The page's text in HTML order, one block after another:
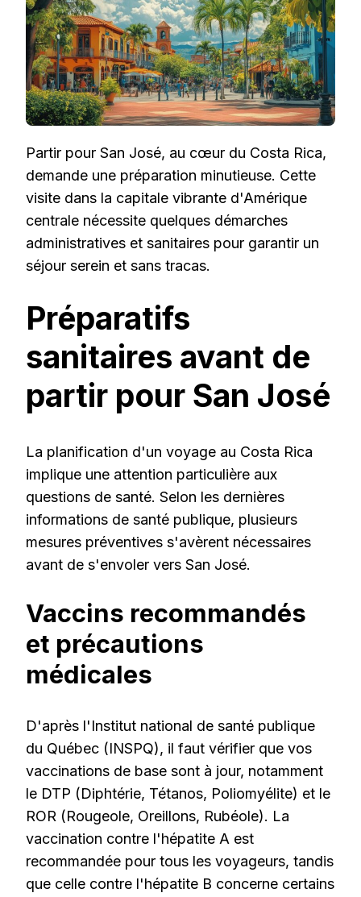
Partir pour San José, au cœur du Costa Rica,
demande une préparation minutieuse. Cette
visite dans la capitale vibrante d'Amérique
centrale nécessite quelques démarches
administratives et sanitaires pour garantir un
séjour serein et sans tracas.
Préparatifs
sanitaires avant de
partir pour San José
La planification d'un voyage au Costa Rica
implique une attention particulière aux
questions de santé. Selon les dernières
informations de santé publique, plusieurs
mesures préventives s'avèrent nécessaires
avant de s'envoler vers San José.
Vaccins recommandés
et précautions
médicales
D'après l'Institut national de santé publique
du Québec (INSPQ), il faut vérifier que vos
vaccinations de base sont à jour, notamment
le DTP (Diphtérie, Tétanos, Poliomyélite) et le
ROR (Rougeole, Oreillons, Rubéole). La
vaccination contre l'hépatite A est
recommandée pour tous les voyageurs, tandis
que celle contre l'hépatite B concerne certains